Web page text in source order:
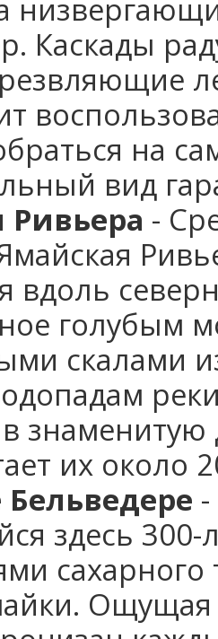
Каскады
на
вид
Ривьера -
вдоль
голубым
скалами
в
их около
здесь
Ощущая